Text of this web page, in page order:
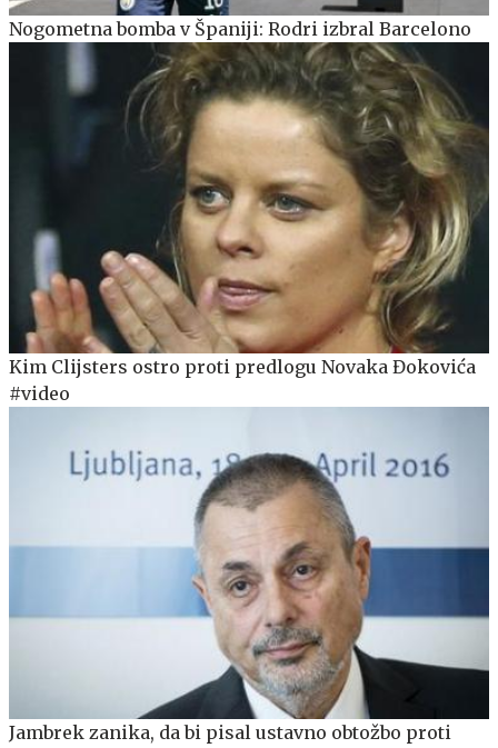
Nogometna bomba v Španiji: Rodri izbral Barcelono
Kim Clijsters ostro proti predlogu Novaka Đokovića
#video
Jambrek zanika, da bi pisal ustavno obtožbo proti